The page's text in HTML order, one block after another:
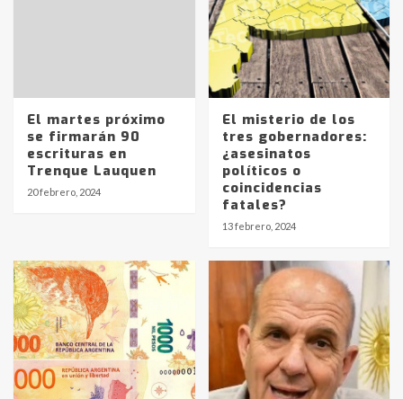
El martes próximo
se firmarán 90
escrituras en
Trenque Lauquen
20 febrero, 2024
El misterio de los
tres gobernadores:
¿asesinatos
políticos o
coincidencias
fatales?
13 febrero, 2024
3
pampeanos que fueron
en la mañana del lunes
4
Accidente en Ruta 5: falleció un
joven de Trenque Lauquen